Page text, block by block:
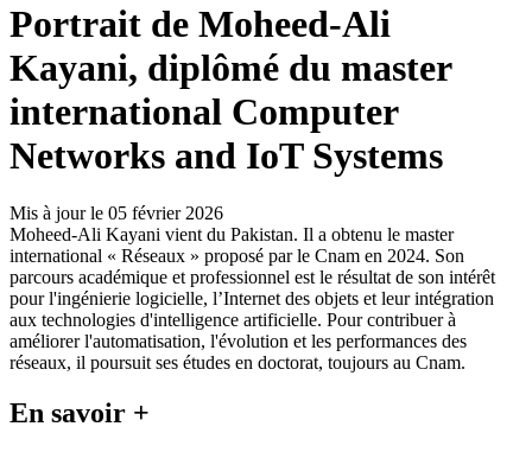
Portrait de Moheed-Ali
Kayani, diplômé du master
international Computer
Networks and IoT Systems
Mis à jour le 05 février 2026
Moheed-Ali Kayani vient du Pakistan. Il a obtenu le master
international « Réseaux » proposé par le Cnam en 2024. Son
parcours académique et professionnel est le résultat de son intérêt
pour l'ingénierie logicielle, l’Internet des objets et leur intégration
aux technologies d'intelligence artificielle. Pour contribuer à
améliorer l'automatisation, l'évolution et les performances des
réseaux, il poursuit ses études en doctorat, toujours au Cnam.
En savoir +